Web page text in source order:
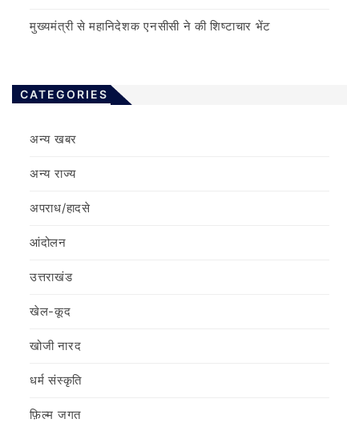
मुख्यमंत्री से महानिदेशक एनसीसी ने की शिष्टाचार भेंट
CATEGORIES
अन्य खबर
अन्य राज्य
अपराध/हादसे
आंदोलन
उत्तराखंड
खेल-कूद
खोजी नारद
धर्म संस्कृति
फ़िल्‍म जगत